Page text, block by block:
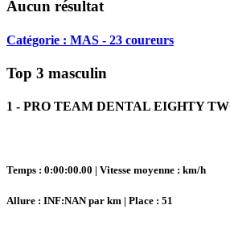
Aucun résultat
Catégorie : MAS - 23 coureurs
Top 3 masculin
1 - PRO TEAM DENTAL EIGHTY
Temps : 0:00:00.00 | Vitesse moyenne : km/h
Allure : INF:NAN par km | Place : 51